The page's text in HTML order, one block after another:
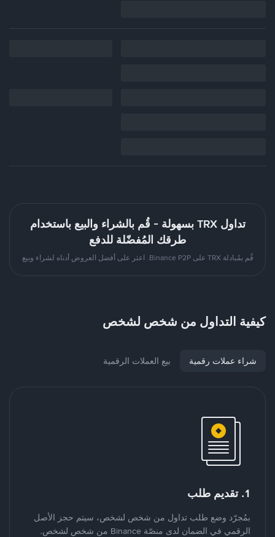
تداول TRX بسهولة - قُم بالشراء والبيع باستخدام
طرقك المُفضّلة للدفع
قُم بمُبادلة TRX على Binance P2P. اعثر على أفضل العروض أدناه لشراء وبيع
كيفية التداول من شخص لشخص
شراء عملات رقمية بيع العملات الرقمية
1. تقديم طلب
بمُجرّد وضع طلب تداول من شخص لشخص، سيتم حجز الأصل
الرقمي في الضمان لدى منصّة Binance من شخص لشخص.